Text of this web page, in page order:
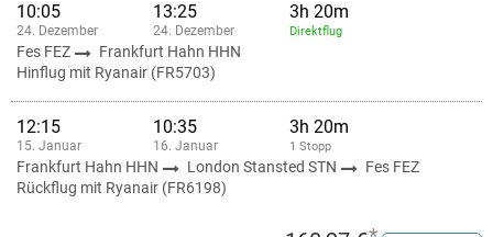
10:05
24. Dezember
13:25
24. Dezember
3h 20m
Direktflug
Fes FEZ
Frankfurt Hahn HHN
Hinflug mit Ryanair (FR5703)
12:15
15. Januar
10:35
16. Januar
3h 20m
1 Stopp
Frankfurt Hahn HHN London Stansted STN
Fes FEZ
Rückflug mit Ryanair (FR6198)